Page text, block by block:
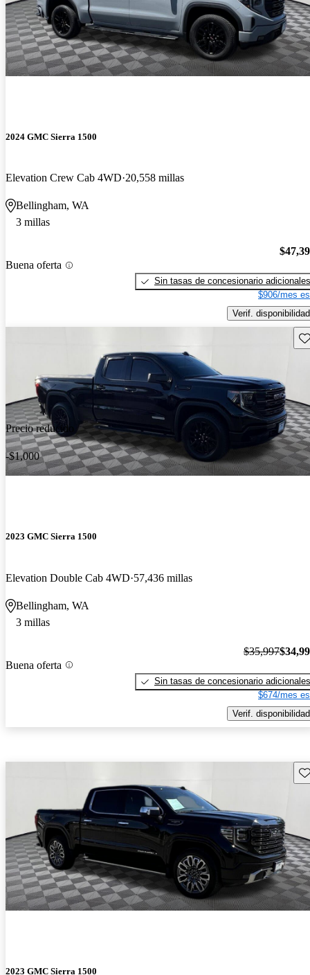
2024 GMC Sierra 1500
Elevation Crew Cab 4WD 20,558 millas
Bellingham, WA
3 millas
Buena oferta
Sin tasas de concesionario adicionales
$906/mes
Verif. disponibilidad
Precio reducido
-$1,000
2023 GMC Sierra 1500
Elevation Double Cab 4WD 57,436 millas
Bellingham, WA
3 millas
Buena oferta
$35,997
Sin tasas de concesionario adicionales
$674/mes
Verif. disponibilidad
2023 GMC Sierra 1500